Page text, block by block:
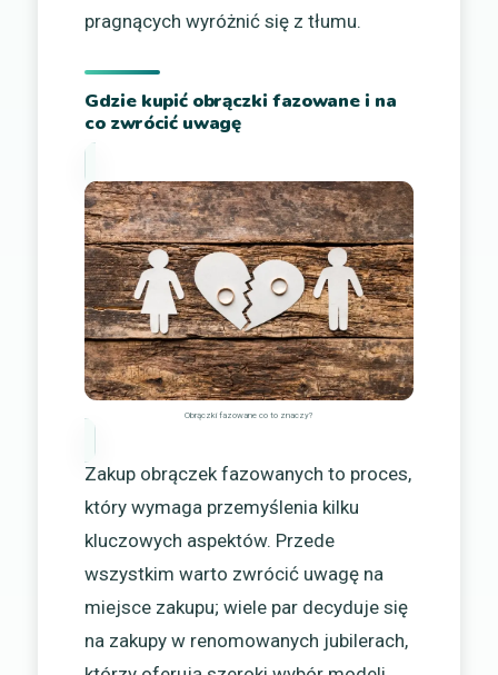
pragnących wyróżnić się z tłumu.
Gdzie kupić obrączki fazowane i na
co zwrócić uwagę
Obrączki fazowane co to znaczy?
Zakup obrączek fazowanych to proces,
który wymaga przemyślenia kilku
kluczowych aspektów. Przede
wszystkim warto zwrócić uwagę na
miejsce zakupu; wiele par decyduje się
na zakupy w renomowanych jubilerach,